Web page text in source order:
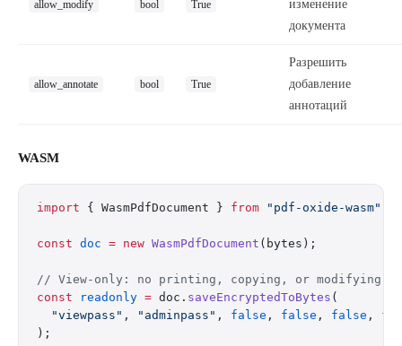
allow_modify bool True
изменение
документа
allow_annotate bool True
Разрешить
добавление
аннотаций
WASM
import { WasmPdfDocument } from "pdf-oxide-wasm"
const doc = new WasmPdfDocument (bytes);
// View-only: no printing, copying, or modifying
const readonly = doc. saveEncryptedToBytes (
  "viewpass"
, "adminpass" , false , false , false ,
);